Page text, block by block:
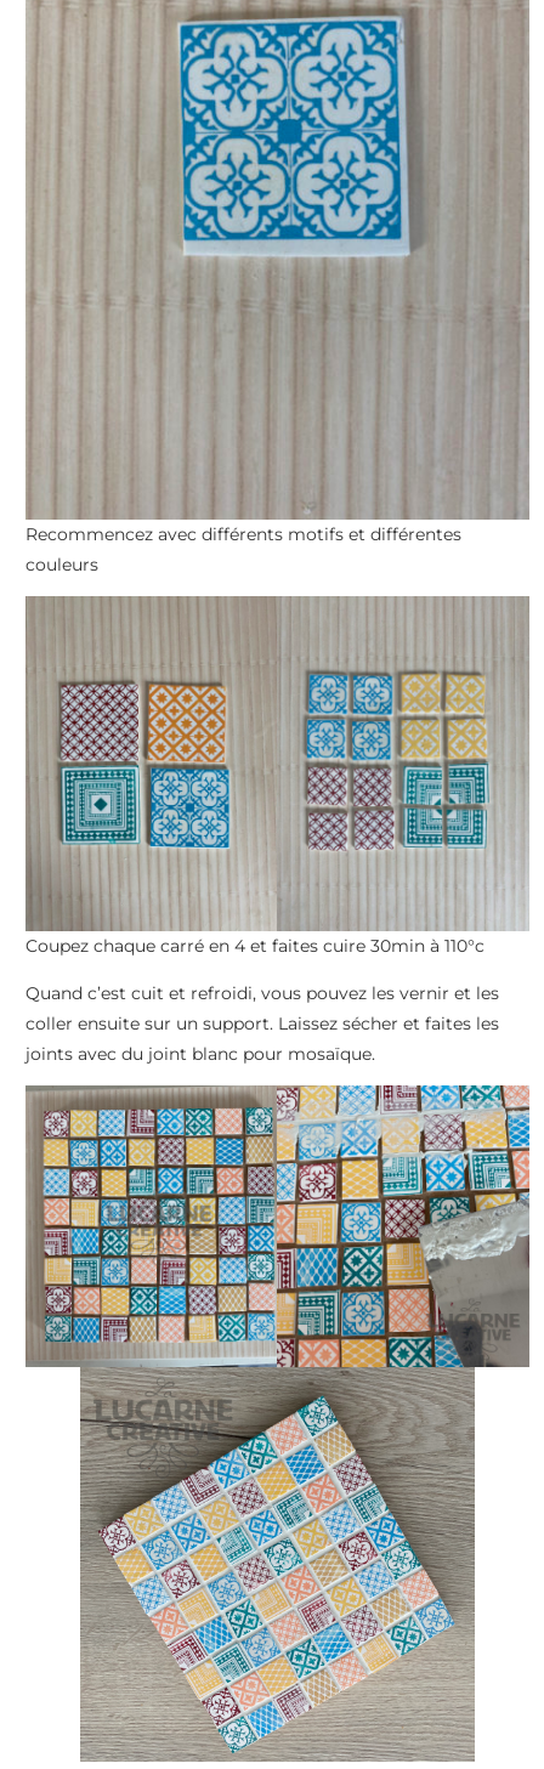
Recommencez avec différents motifs et différentes
couleurs
Coupez chaque carré en 4 et faites cuire 30min à 110°c
Quand c’est cuit et refroidi, vous pouvez les vernir et les
coller ensuite sur un support. Laissez sécher et faites les
joints avec du joint blanc pour mosaïque.